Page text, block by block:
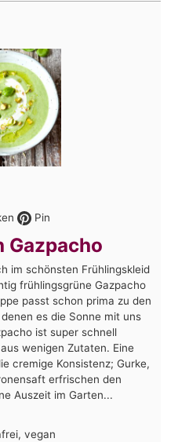
Pin
Gazpacho
im schönsten Frühlingskleid
frühlingsgrüne Gazpacho
passt schon prima zu den
es die Sonne mit uns
ist super schnell
wenigen Zutaten. Eine
cremige Konsistenz; Gurke,
erfrischen den
Auszeit im Garten...
vegan